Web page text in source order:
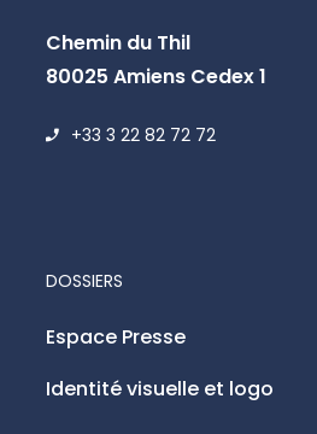
Chemin du Thil
80025 Amiens Cedex 1
+33 3 22 82 72 72
DOSSIERS
Espace Presse
Identité visuelle et logo